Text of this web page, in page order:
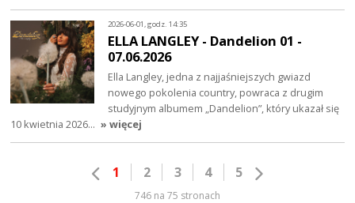
2026-06-01, godz. 14:35
ELLA LANGLEY - Dandelion 01 -
07.06.2026
Ella Langley, jedna z najjaśniejszych gwiazd
nowego pokolenia country, powraca z drugim
studyjnym albumem „Dandelion”, który ukazał się
10 kwietnia 2026… » więcej
1 2 3 4 5
746 na 75 stronach